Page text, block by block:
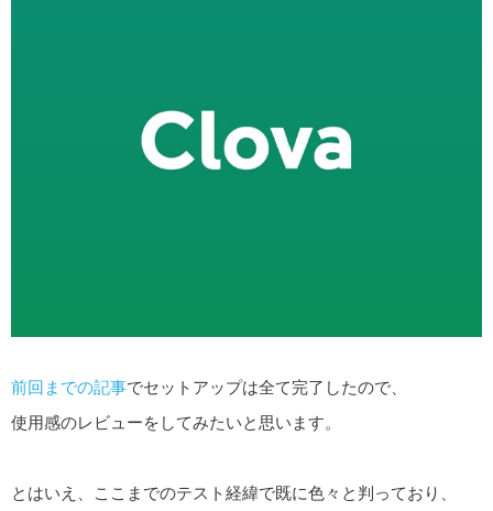
前回までの記事でセットアップは全て完了したので、
使用感のレビューをしてみたいと思います。
とはいえ、ここまでのテスト経緯で既に色々と判っており、